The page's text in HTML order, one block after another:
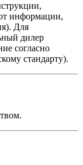
информации,
Для
дилер
согласно
стандарту).